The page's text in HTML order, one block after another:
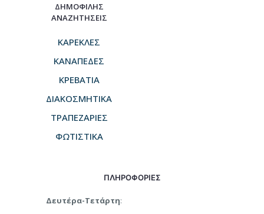
ΔΗΜΟΦΙΛΗΣ
ΑΝΑΖΗΤΗΣΕΙΣ
ΚΑΡΕΚΛΕΣ
ΚΑΝΑΠΕΔΕΣ
ΚΡΕΒΑΤΙΑ
ΔΙΑΚΟΣΜΗΤΙΚΑ
ΤΡΑΠΕΖΑΡΙΕΣ
ΦΩΤΙΣΤΙΚΑ
ΠΛΗΡΟΦΟΡΙΕΣ
Δευτέρα-Τετάρτη: